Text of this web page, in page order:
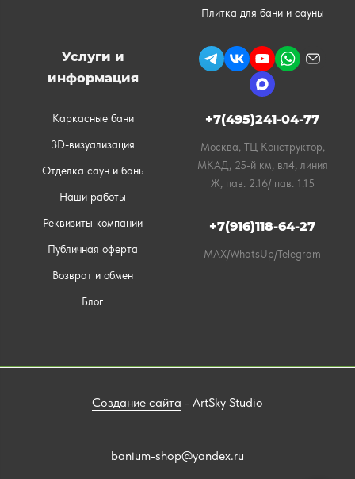
Плитка для бани и сауны
Услуги и
информация
Каркасные бани
3D-визуализация
Отделка саун и бань
Наши работы
Реквизиты компании
Публичная оферта
Возврат и обмен
Блог
+7(495)241-04-77
Москва, ТЦ Конструктор,
МКАД, 25-й км, вл4, линия
Ж, пав. 2.16/ пав. 1.15
+7(916)118-64-27
MAX/WhatsUp/Telegram
Создание сайта - ArtSky Studio
banium-shop@yandex.ru